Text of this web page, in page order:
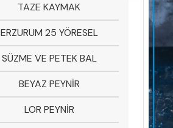
TAZE KAYMAK
ERZURUM 25 YÖRESEL
SÜZME VE PETEK BAL
BEYAZ PEYNİR
LOR PEYNİR